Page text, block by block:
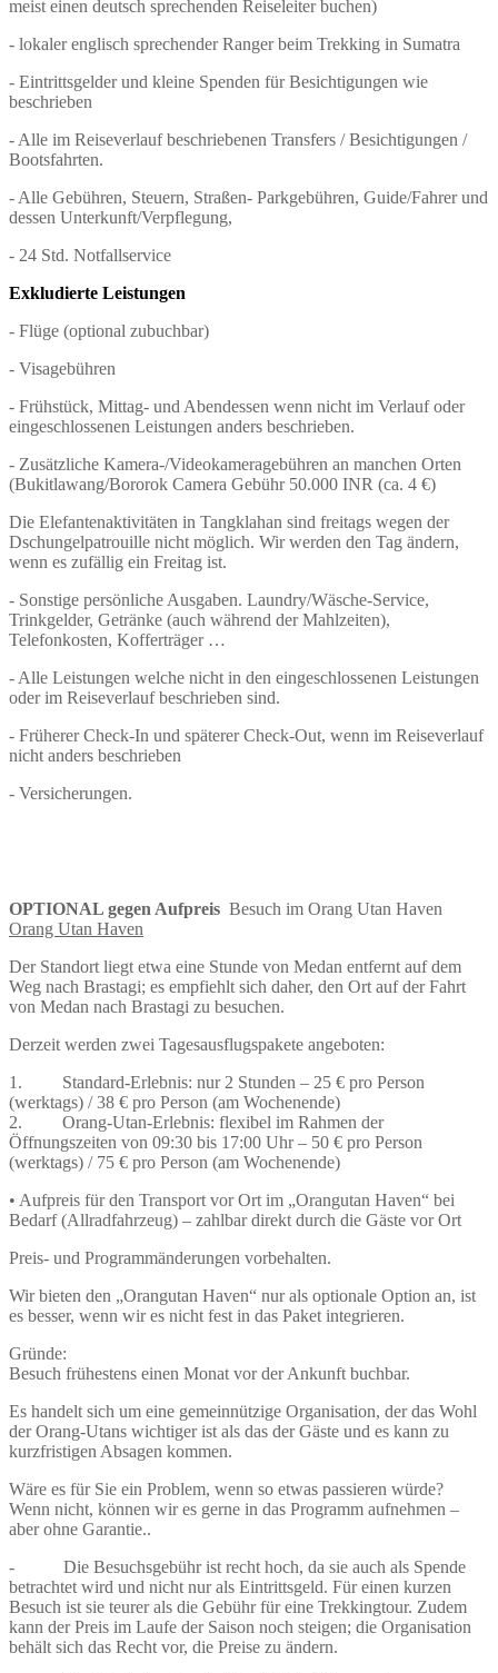
meist einen deutsch sprechenden Reiseleiter buchen)
- lokaler englisch sprechender Ranger beim Trekking in Sumatra
- Eintrittsgelder und kleine Spenden für Besichtigungen wie
beschrieben
- Alle im Reiseverlauf beschriebenen Transfers / Besichtigungen /
Bootsfahrten.
- Alle Gebühren, Steuern, Straßen- Parkgebühren, Guide/Fahrer und
dessen Unterkunft/Verpflegung,
- 24 Std. Notfallservice
Exkludierte Leistungen
- Flüge (optional zubuchbar)
- Visagebühren
- Frühstück, Mittag- und Abendessen wenn nicht im Verlauf oder
eingeschlossenen Leistungen anders beschrieben.
- Zusätzliche Kamera-/Videokameragebühren an manchen Orten
(Bukitlawang/Bororok Camera Gebühr 50.000 INR (ca. 4 €)
Die Elefantenaktivitäten in Tangklahan sind freitags wegen der
Dschungelpatrouille nicht möglich. Wir werden den Tag ändern,
wenn es zufällig ein Freitag ist.
- Sonstige persönliche Ausgaben. Laundry/Wäsche-Service,
Trinkgelder, Getränke (auch während der Mahlzeiten),
Telefonkosten, Kofferträger …
- Alle Leistungen welche nicht in den eingeschlossenen Leistungen
oder im Reiseverlauf beschrieben sind.
- Früherer Check-In und späterer Check-Out, wenn im Reiseverlauf
nicht anders beschrieben
- Versicherungen.
OPTIONAL gegen Aufpreis Besuch im Orang Utan Haven
Orang Utan Haven
Der Standort liegt etwa eine Stunde von Medan entfernt auf dem
Weg nach Brastagi; es empfiehlt sich daher, den Ort auf der Fahrt
von Medan nach Brastagi zu besuchen.
Derzeit werden zwei Tagesausflugspakete angeboten:
1. Standard-Erlebnis: nur 2 Stunden – 25 € pro Person
(werktags) / 38 € pro Person (am Wochenende)
2. Orang-Utan-Erlebnis: flexibel im Rahmen der
Öffnungszeiten von 09:30 bis 17:00 Uhr – 50 € pro Person
(werktags) / 75 € pro Person (am Wochenende)
• Aufpreis für den Transport vor Ort im „Orangutan Haven“ bei
Bedarf (Allradfahrzeug) – zahlbar direkt durch die Gäste vor Ort
Preis- und Programmänderungen vorbehalten.
Wir bieten den „Orangutan Haven“ nur als optionale Option an, ist
es besser, wenn wir es nicht fest in das Paket integrieren.
Gründe:
Besuch frühestens einen Monat vor der Ankunft buchbar.
Es handelt sich um eine gemeinnützige Organisation, der das Wohl
der Orang-Utans wichtiger ist als das der Gäste und es kann zu
kurzfristigen Absagen kommen.
Wäre es für Sie ein Problem, wenn so etwas passieren würde?
Wenn nicht, können wir es gerne in das Programm aufnehmen –
aber ohne Garantie..
- Die Besuchsgebühr ist recht hoch, da sie auch als Spende
betrachtet wird und nicht nur als Eintrittsgeld. Für einen kurzen
Besuch ist sie teurer als die Gebühr für eine Trekkingtour. Zudem
kann der Preis im Laufe der Saison noch steigen; die Organisation
behält sich das Recht vor, die Preise zu ändern.